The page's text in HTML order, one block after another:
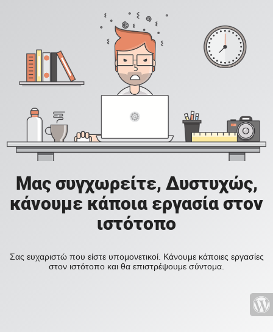
Μας συγχωρείτε, Δυστυχώς,
κάνουμε κάποια εργασία στον
ιστότοπο
Σας ευχαριστώ που είστε υπομονετικοί. Κάνουμε κάποιες εργασίες
στον ιστότοπο και θα επιστρέψουμε σύντομα.